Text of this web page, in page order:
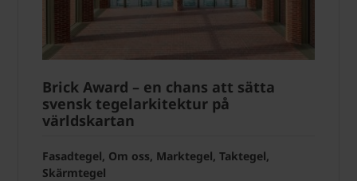
Brick Award – en chans att sätta
svensk tegelarkitektur på
världskartan
Fasadtegel, Om oss, Marktegel, Taktegel,
Skärmtegel